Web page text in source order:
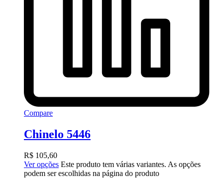
Compare
Chinelo 5446
R$ 105,60
Ver opções Este produto tem várias variantes. As opções
podem ser escolhidas na página do produto